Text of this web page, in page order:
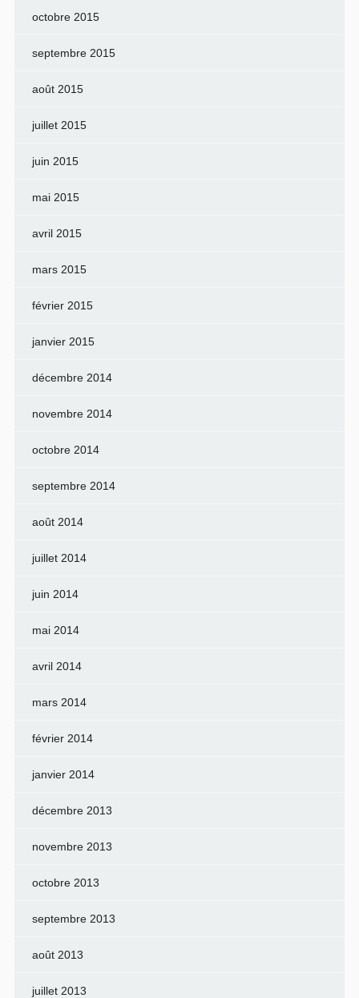
octobre 2015
septembre 2015
août 2015
juillet 2015
juin 2015
mai 2015
avril 2015
mars 2015
février 2015
janvier 2015
décembre 2014
novembre 2014
octobre 2014
septembre 2014
août 2014
juillet 2014
juin 2014
mai 2014
avril 2014
mars 2014
février 2014
janvier 2014
décembre 2013
novembre 2013
octobre 2013
septembre 2013
août 2013
juillet 2013